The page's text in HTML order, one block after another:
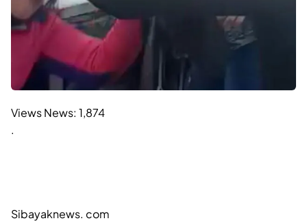
Views News: 1,874
.
Sibayaknews. com